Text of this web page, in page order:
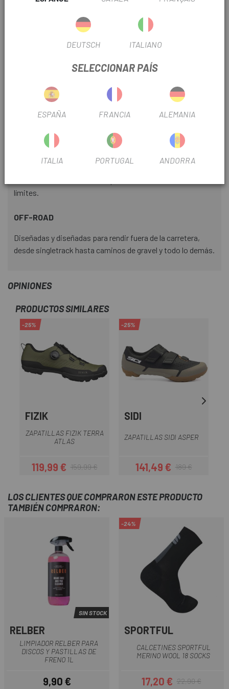
SUELA DE NYLON Y GOMA X5
Ofrece eficiencia en el pedaleo junto a una tracción segura
- Sistema de ajuste L6 BOA
- Suela de nylon X5 - con taqueado de goma, índice de
rigidez 5
- Tallas: 36-47
límites.
OFF-ROAD
Diseñadas y diseñadas para rendir fuera de la carretera,
desde singletrack hasta caminos de gravel y todo lo demás.
OPINIONES
PRODUCTOS SIMILARES
-25%
FIZIK
ZAPATILLAS FIZIK TERRA
ATLAS
Precio
119,99 €Precio regular
159,99 €
-25%
SIDI
ZAPATILLAS SIDI ASPER
Precio
141,49 €Precio regular
189 €
LOS CLIENTES QUE COMPRARON ESTE PRODUCTO
TAMBIÉN COMPRARON:
SIN STOCK
RELBER
LIMPIADOR RELBER PARA
DISCOS Y PASTILLAS DE
FRENO 1L
Precio
9,90 €
-24%
SPORTFUL
CALCETINES SPORTFUL
MERINO WOOL 18 SOCKS
Precio
17,20 €Precio regular
22,90 €
DEUTSCH ITALIANO
SELECCIONAR PAÍS
ESPAÑA FRANCIA ALEMANIA
ITALIA PORTUGAL ANDORRA